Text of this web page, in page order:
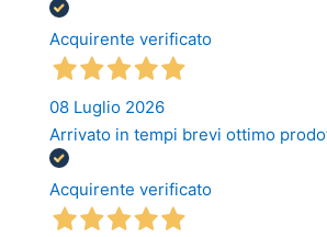
Acquirente verificato
08 Luglio 2026
Arrivato in tempi brevi ottimo
Acquirente verificato